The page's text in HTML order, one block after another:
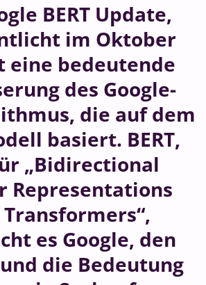
BERT Update,
im Oktober
eine bedeutende
des Google-
die auf dem
basiert. BERT,
„Bidirectional
Representations
es Google, den
die Bedeutung